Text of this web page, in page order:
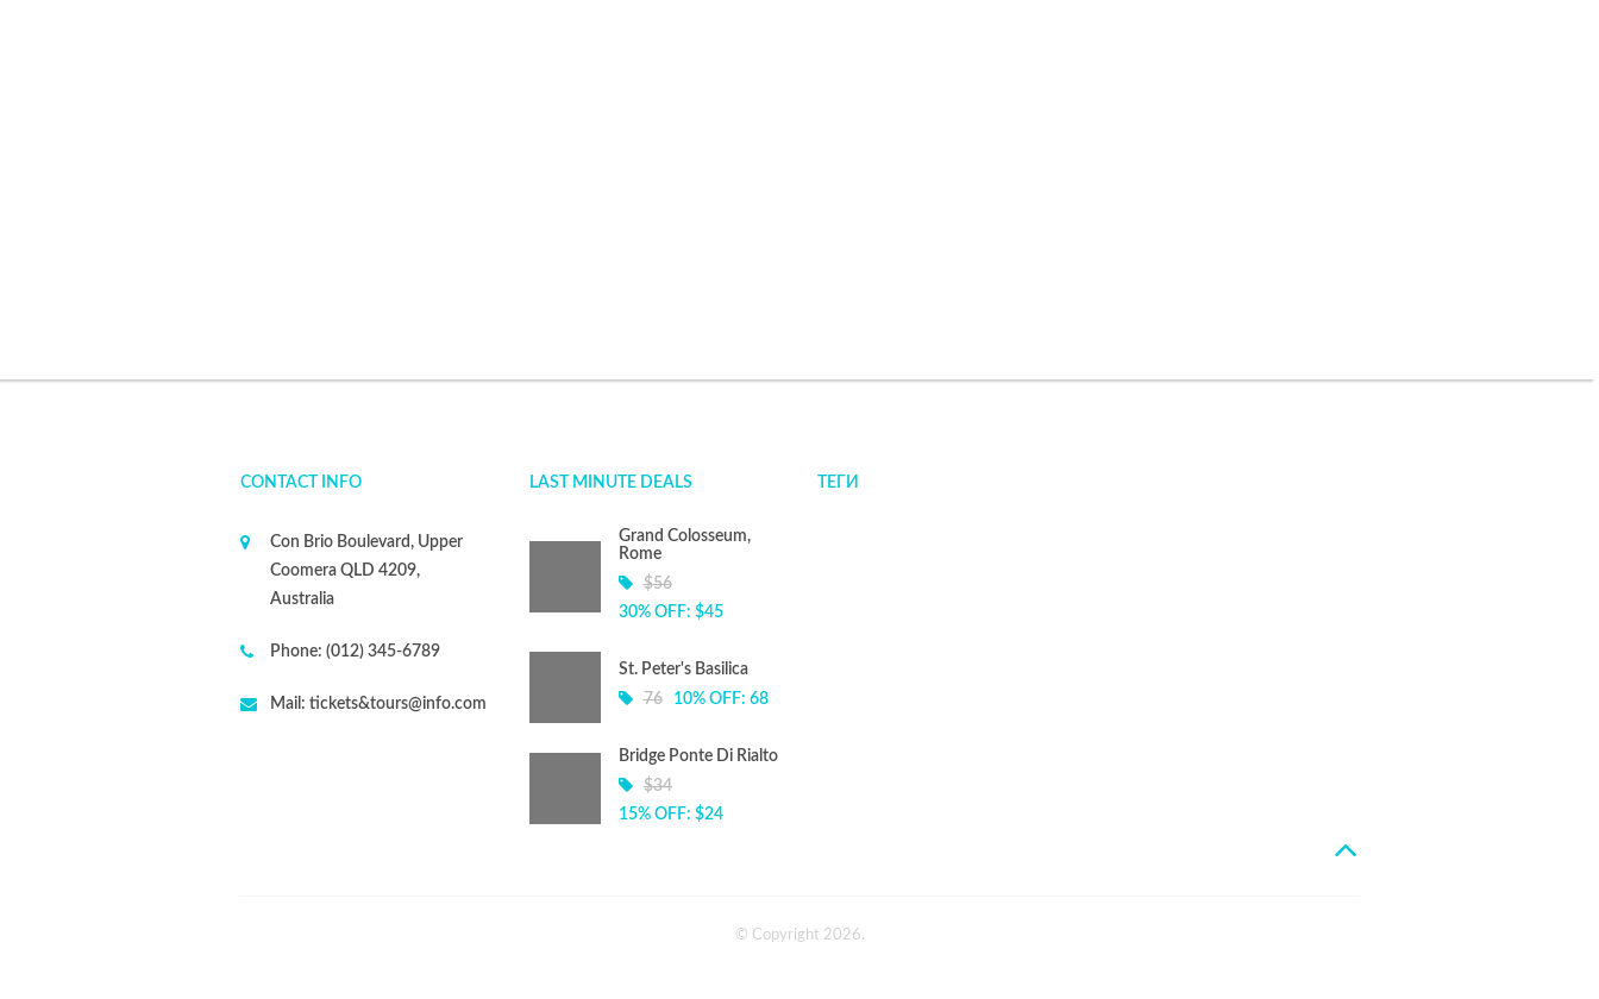
CONTACT INFO
Con Brio Boulevard, Upper
Coomera QLD 4209,
Australia
Phone: (012) 345-6789
Mail: tickets&tours@info.com
LAST MINUTE DEALS
Grand Colosseum,
Rome
$56
30% OFF: $45
St. Peter's Basilica
76
10% OFF: 68
Bridge Ponte Di Rialto
$34
15% OFF: $24
ТЕГИ
© Copyright 2026.